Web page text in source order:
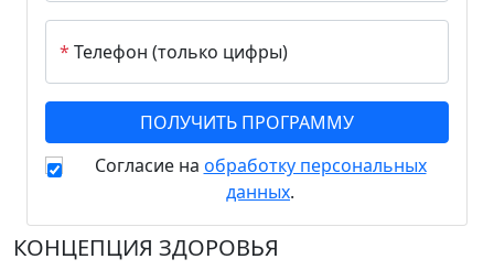
* Телефон (только цифры)
Согласие на обработку персональных
данных.
КОНЦЕПЦИЯ ЗДОРОВЬЯ